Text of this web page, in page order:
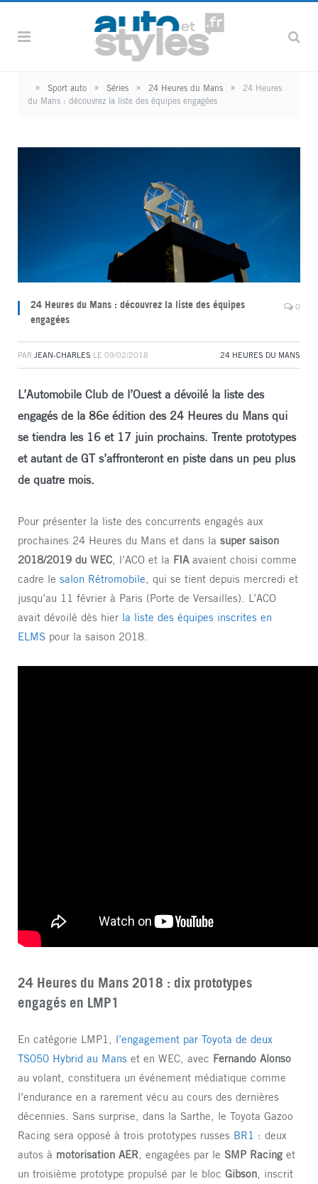
» Sport auto » Séries » 24 Heures du Mans »
24 Heures
du Mans : découvrez la liste des équipes engagées
24 Heures du Mans : découvrez la liste des équipes
engagées
0
PAR JEAN-CHARLES LE 09/02/2018 24 HEURES DU MANS
L’Automobile Club de l’Ouest a dévoilé la liste des
engagés de la 86e édition des 24 Heures du Mans qui
se tiendra les 16 et 17 juin prochains. Trente prototypes
et autant de GT s’affronteront en piste dans un peu plus
de quatre mois.
Pour présenter la liste des concurrents engagés aux
prochaines 24 Heures du Mans et dans la super saison
2018/2019 du WEC , l’ACO et la FIA avaient choisi comme
cadre le salon Rétromobile , qui se tient depuis mercredi et
jusqu’au 11 février à Paris (Porte de Versailles). L’ACO
avait dévoilé dès hier la liste des équipes inscrites en
ELMS pour la saison 2018.
24 Heures du Mans 2018 : dix prototypes
engagés en LMP1
En catégorie LMP1, l’engagement par Toyota de deux
TS050 Hybrid au Mans et en WEC, avec Fernando Alonso
au volant, constituera un événement médiatique comme
l’endurance en a rarement vécu au cours des dernières
décennies. Sans surprise, dans la Sarthe, le Toyota Gazoo
Racing sera opposé à trois prototypes russes BR1 : deux
autos à motorisation AER , engagées par le SMP Racing et
un troisième prototype propulsé par le bloc Gibson , inscrit